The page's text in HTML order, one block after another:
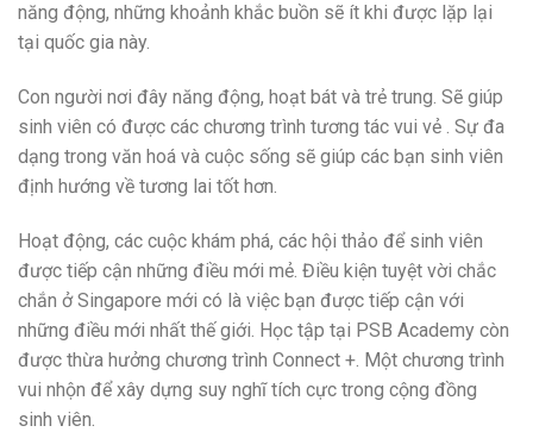
năng động, những khoảnh khắc buồn sẽ ít khi được lặp lại
tại quốc gia này.
Con người nơi đây năng động, hoạt bát và trẻ trung. Sẽ giúp
sinh viên có được các chương trình tương tác vui vẻ . Sự đa
dạng trong văn hoá và cuộc sống sẽ giúp các bạn sinh viên
định hướng về tương lai tốt hơn.
Hoạt động, các cuộc khám phá, các hội thảo để sinh viên
được tiếp cận những điều mới mẻ. Điều kiện tuyệt vời chắc
chắn ở Singapore mới có là việc bạn được tiếp cận với
những điều mới nhất thế giới. Học tập tại PSB Academy còn
được thừa hưởng chương trình Connect +. Một chương trình
vui nhộn để xây dựng suy nghĩ tích cực trong cộng đồng
sinh viên.